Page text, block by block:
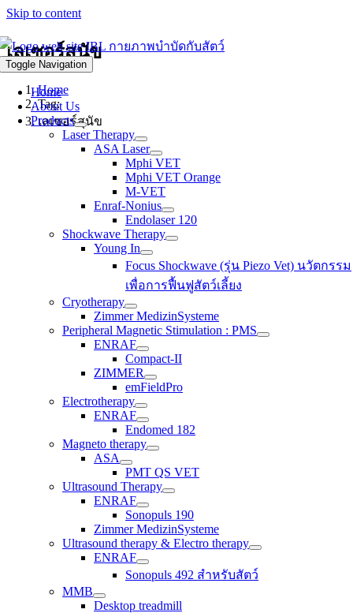
Skip to content
Toggle Navigation
Home
About Us
Products
Laser Therapy
ASA Laser
Mphi VET
Mphi VET Orange
M-VET
Enraf-Nonius
Endolaser 120
Shockwave Therapy
Young In
Focus Shockwave (รุ่น Piezo Vet) นวัตกรรม
เพื่อการฟื้นฟูสัตว์เลี้ยง
Cryotherapy
Zimmer MedizinSysteme
Peripheral Magnetic Stimulation : PMS
ENRAF
Compact-II
ZIMMER
emFieldPro
Electrotherapy
ENRAF
Endomed 182
Magneto therapy
ASA
PMT QS VET
Ultrasound Therapy
ENRAF
Sonopuls 190
Zimmer MedizinSysteme
Ultrasound therapy & Electro therapy
ENRAF
Sonopuls 492 สำหรับสัตว์
MMB
Desktop treadmill
เลเซอร์สุนัข
Home
Tag:
เลเซอร์สุนัข